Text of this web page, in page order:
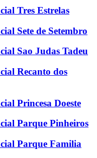
Tres Estrelas
Sete de Setembro
Sao Judas Tadeu
Recanto dos
Princesa Doeste
Parque Pinheiros
Parque Familia